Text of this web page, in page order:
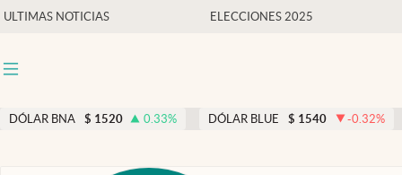
ULTIMAS NOTICIAS ELECCIONES 2025
Mercados Online
Otras secciones
DÓLAR BNA $ 1520 0.33% DÓLAR BLUE $ 1540 -0.32%